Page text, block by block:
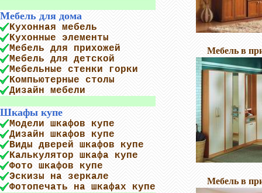
Мебель для дома
Кухонная мебель
Кухонные элементы
Мебель для прихожей
Мебель для детской
Мебельные стенки горки
Компьютерные столы
Дизайн мебели
Шкафы купе
Модели шкафов купе
Дизайн шкафов купе
Виды дверей шкафов купе
Калькулятор шкафа купе
Фото шкафов купе
Эскизы на зеркале
Фотопечать на шкафах купе
Мебель в
Мебель в